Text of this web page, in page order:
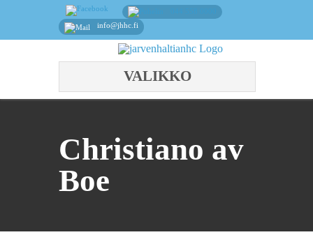
info@jhhc.fi
VALIKKO
Christiano av
Boe